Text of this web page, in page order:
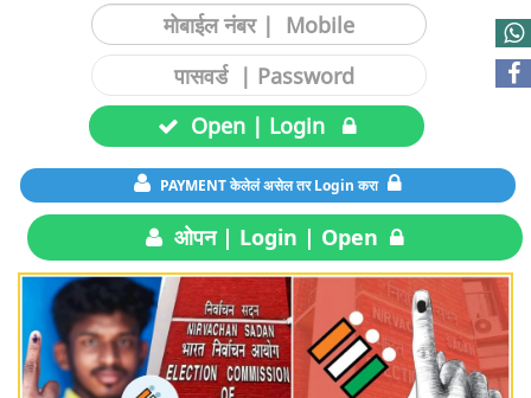
Open | Login
PAYMENT केलेलं असेल तर Login करा
ओपन | Login | Open